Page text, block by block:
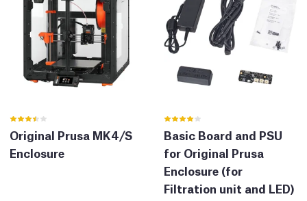
Original Prusa MK4/S
Enclosure
Basic Board and PSU
for Original Prusa
Enclosure (for
Filtration unit and LED)